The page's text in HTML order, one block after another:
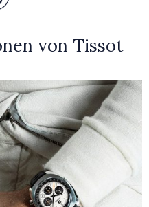
von Tissot